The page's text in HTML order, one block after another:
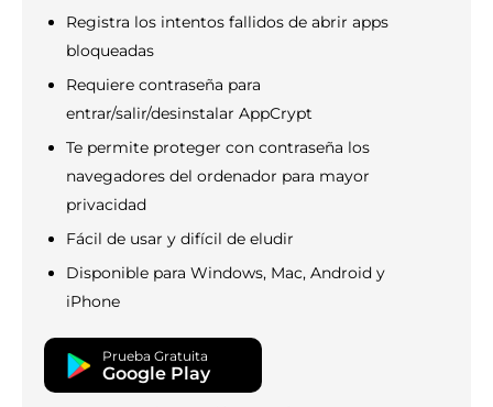
Registra los intentos fallidos de abrir apps
bloqueadas
Requiere contraseña para
entrar/salir/desinstalar AppCrypt
Te permite proteger con contraseña los
navegadores del ordenador para mayor
privacidad
Fácil de usar y difícil de eludir
Disponible para Windows, Mac, Android y
iPhone
Prueba Gratuita
Google Play